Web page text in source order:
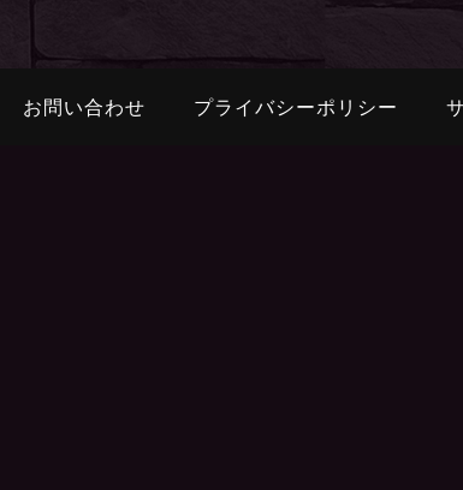
お問い合わせ プライバシーポリシー